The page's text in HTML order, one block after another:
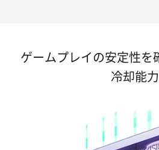
ゲームプレイの安定性を
冷却能力